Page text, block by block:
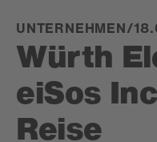
UNTERNEHMEN/
Würth
eiSos
Reise